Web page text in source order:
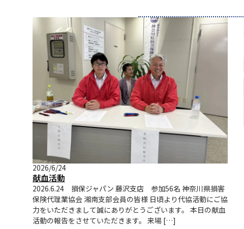
2026/6/24
献血活動
2026.6.24 損保ジャパン 藤沢支店 参加56名 神奈川県損害
保険代理業協会 湘南支部会員の皆様 日頃より代協活動にご協
力をいただきまして誠にありがとうございます。 本日の献血
活動の報告をさせていただきます。 来場 […]